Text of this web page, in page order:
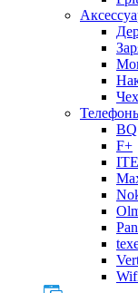
BQ
F+